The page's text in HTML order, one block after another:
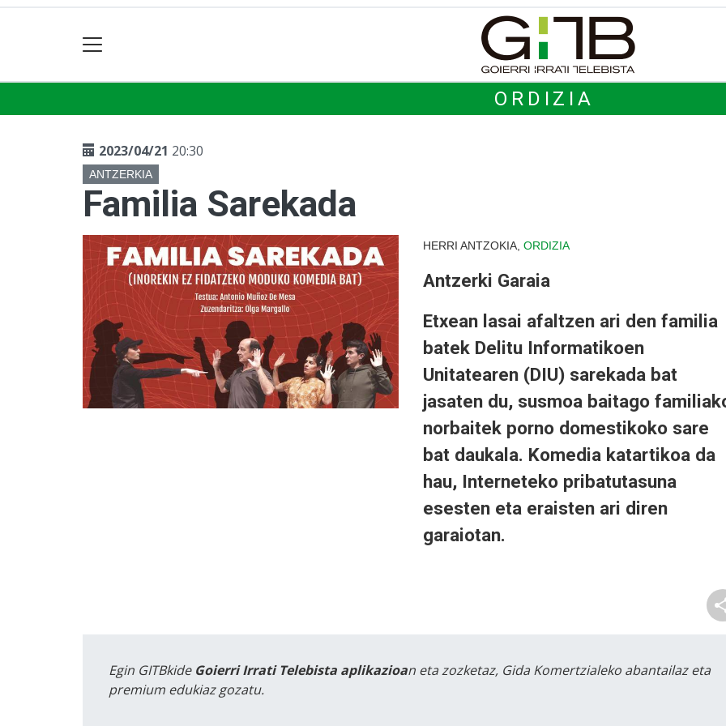
ORDIZIA
2023/04/21 20:30
ANTZERKIA
Familia Sarekada
HERRI ANTZOKIA, ORDIZIA
Antzerki Garaia
Etxean lasai afaltzen ari den familia
batek Delitu Informatikoen
Unitatearen (DIU) sarekada bat
jasaten du, susmoa baitago
norbaitek porno domestikoko sare
bat daukala. Komedia katartikoa da
hau, Interneteko pribatutasuna
esesten eta eraisten ari diren
garaiotan.
Egin GITBkide Goierri Irrati Telebista aplikazioan eta zozketaz, Gida Komertzialeko abantailaz eta
premium edukiaz gozatu.